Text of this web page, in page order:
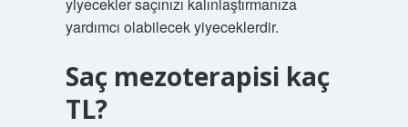
yardımcı olabilecek yiyeceklerdir.
Saç mezoterapisi kaç
TL?